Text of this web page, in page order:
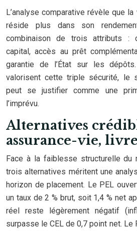
L’analyse comparative révèle que
réside plus dans son
combinaison de trois attributs :
capital, accès au prêt
garantie de l’État sur les
valorisent cette triple sécurité, le
peut se justifier comme une
l’imprévu.
Alternatives
assurance-vie,
Face à la faiblesse structurelle du
trois alternatives méritent une
horizon de placement. Le PEL
un taux de 2 % brut, soit 1,4 % net
réel reste légèrement négatif
surpasse le CEL de 0,7 point net. Le